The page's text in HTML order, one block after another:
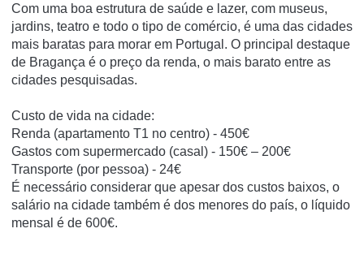
Com uma boa estrutura de saúde e lazer, com museus,
jardins, teatro e todo o tipo de comércio, é uma das cidades
mais baratas para morar em Portugal. O principal destaque
de Bragança é o preço da renda, o mais barato entre as
cidades pesquisadas.
Custo de vida na cidade:
Renda (apartamento T1 no centro) - 450€
Gastos com supermercado (casal) - 150€ – 200€
Transporte (por pessoa) - 24€
É necessário considerar que apesar dos custos baixos, o
salário na cidade também é dos menores do país, o líquido
mensal é de 600€.